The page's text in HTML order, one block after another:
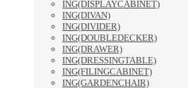
ING(DISPLAYCABINET)
ING(DIVAN)
ING(DIVIDER)
ING(DOUBLEDECKER)
ING(DRAWER)
ING(DRESSINGTABLE)
ING(FILINGCABINET)
ING(GARDENCHAIR)